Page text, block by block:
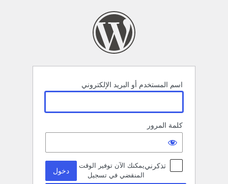
اسم المستخدم أو البريد الإلكتروني
كلمة المرور
تذكرنييمكنك الآن توفير الوقت
المنقضي في تسجيل